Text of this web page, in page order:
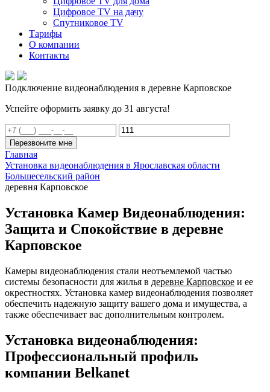
Цифровое TV на дачу
Спутниковое TV
Тарифы
О компании
Контакты
Подключение видеонаблюдения в деревне Карповское
Успейте оформить заявку до 31 августа!
Перезвоните мне
Главная
Установка видеонаблюдения в Ярославская области
Большесельский район
деревня Карповское
Установка Камер Видеонаблюдения:
Защита и Спокойствие в деревне
Карповское
Камеры видеонаблюдения стали неотъемлемой частью
системы безопасности для жилья в деревне Карповское и ее
окрестностях. Установка камер видеонаблюдения позволяет
обеспечить надежную защиту вашего дома и имущества, а
также обеспечивает вас дополнительным контролем.
Установка видеонаблюдения:
Профессиональный профиль
компании Belkanet